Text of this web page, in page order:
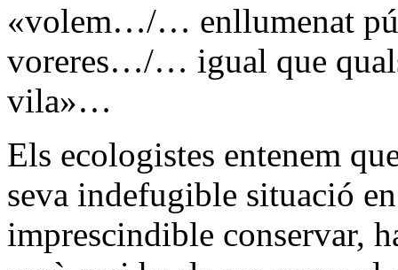
«volem…/… enllumenat
voreres…/… igual que
vila»…
Els ecologistes entenem
seva indefugible situació
imprescindible conservar,